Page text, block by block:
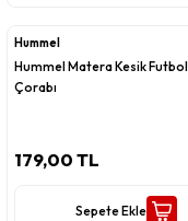
Hummel
Hummel Matera Kesik Futbol
Çorabı
179,00 TL
Sepete Ekle